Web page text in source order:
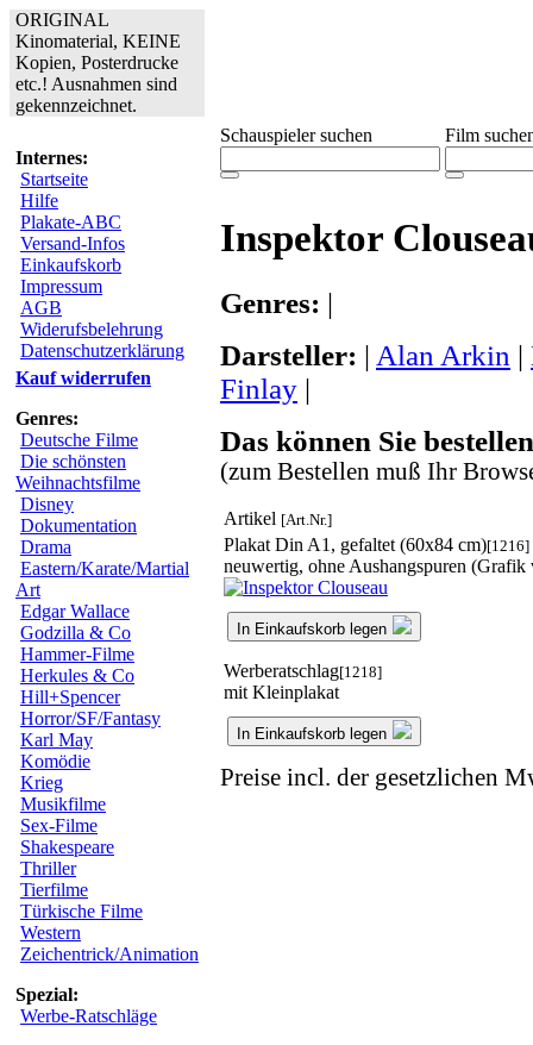
ORIGINAL
Kinomaterial, KEINE
Kopien, Posterdrucke
etc.! Ausnahmen sind
gekennzeichnet.
Internes:
Startseite
Hilfe
Plakate-ABC
Versand-Infos
Einkaufskorb
Impressum
AGB
Widerufsbelehrung
Datenschutzerklärung
Kauf widerrufen
Genres:
Deutsche Filme
Die schönsten
Weihnachtsfilme
Disney
Dokumentation
Drama
Eastern/Karate/Martial
Art
Edgar Wallace
Godzilla & Co
Hammer-Filme
Herkules & Co
Hill+Spencer
Horror/SF/Fantasy
Karl May
Komödie
Krieg
Musikfilme
Sex-Filme
Shakespeare
Thriller
Tierfilme
Türkische Filme
Western
Zeichentrick/Animation
Spezial:
Werbe-Ratschläge
Schauspieler suchen Film
Inspektor
Genres: |
Darsteller: | Alan Arkin |
Finlay |
Das können Sie
(zum Bestellen muß Ihr
Artikel [Art.Nr.]
Plakat Din A1, gefaltet (60x84 cm)[1216]
neuwertig, ohne Aushangspuren (Grafik
In Einkaufskorb legen
Werberatschlag[1218]
mit Kleinplakat
In Einkaufskorb legen
Preise incl. der gesetzlichen